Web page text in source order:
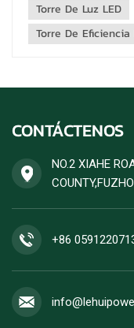
Torre De Luz LED
Torre De
CONTÁCTENOS
NO.2 XIAHE
+86